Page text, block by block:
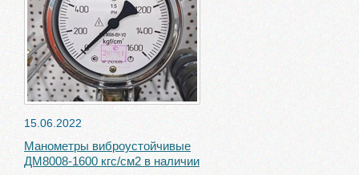
15.06.2022
Манометры виброустойчивые
ДМ8008-1600 кгс/см2 в наличии